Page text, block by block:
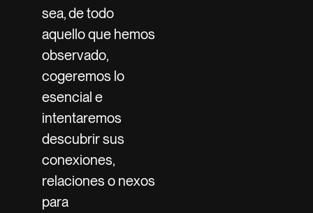
sea, de todo
aquello que hemos
observado,
cogeremos lo
esencial e
intentaremos
descubrir sus
conexiones,
relaciones o nexos
para